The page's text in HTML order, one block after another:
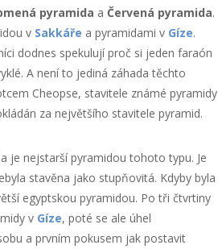
pyramida a Červená pyramida.
v Sakkáře a pyramidami v Gíze.
dodnes spekulují proč si jeden faraón
A není to jediná záhada těchto
Cheopse, stavitele známé pyramidy
za největšího stavitele pyramid.
je nejstarší pyramidou tohoto typu. Je
stavěna jako stupňovitá. Kdyby byla
egyptskou pyramidou. Po tři čtvrtiny
v Gíze, poté se ale úhel
a prvním pokusem jak postavit